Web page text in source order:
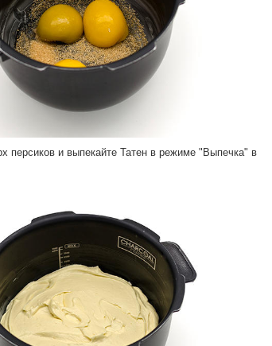
персиков и выпекайте Татен в режиме "Выпечка" в